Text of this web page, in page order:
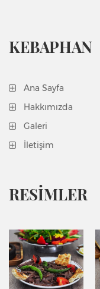
KEBAPHAN
Ana Sayfa
Hakkımızda
Galeri
İletişim
RESİMLER